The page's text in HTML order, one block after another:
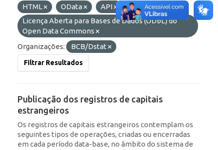
HTML
OData API
Licenças:
Licença Aberta para Bases de Dados (ODbL) do
Open Data Commons
Organizações:
BCB/Dstat
Filtrar Resultados
Publicação dos registros de capitais
estrangeiros
Os registros de capitais estrangeiros contemplam os
seguintes tipos de operações, criadas ou encerradas
em cada período data-base, no âmbito do sistema de